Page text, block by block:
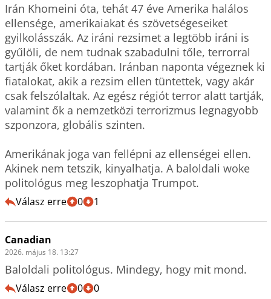
Irán Khomeini óta, tehát 47 éve Amerika halálos
ellensége, amerikaiakat és szövetségeseiket
gyilkolásszák. Az iráni rezsimet a legtöbb iráni is
gyűlöli, de nem tudnak szabadulni tőle, terrorral
tartják őket kordában. Iránban naponta végeznek ki
fiatalokat, akik a rezsim ellen tüntettek, vagy akár
csak felszólaltak. Az egész régiót terror alatt tartják,
valamint ők a nemzetközi terrorizmus legnagyobb
szponzora, globális szinten.
Amerikának joga van fellépni az ellenségei ellen.
Akinek nem tetszik, kinyalhatja. A baloldali woke
politológus meg leszophatja Trumpot.
Válasz erre 0 1
Canadian
2026. május 18. 13:27
Baloldali politológus. Mindegy, hogy mit mond.
Válasz erre 0 0